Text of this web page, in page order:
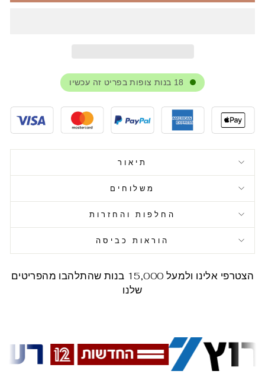
18 בנות צופות בפריט זה עכשיו
תיאור
משלוחים
החלפות והחזרות
הוראות כביסה
הצטרפי אלינו ולמעל 15,000 בנות שהתלהבו מהפריטים
שלנו